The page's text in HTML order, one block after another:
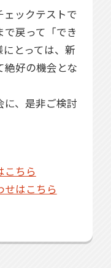
ェックテストで
戻って「でき
とっては、新
絶好の機会とな
、是非ご検討
こちら
せはこちら